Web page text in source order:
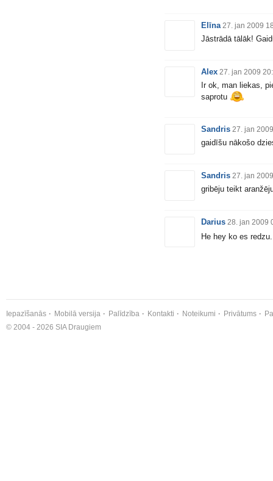
Elīna 27. jan 2009
Jāstrādā tālāk!
Alex 27. jan 2009
Ir ok, man liekas,
saprotu
Sandris 27. jan
gaidīšu nākošo
Sandris 27. jan
gribēju teikt
Darius 28. jan 2009
He hey ko es
Iepazīšanās Mobilā versija Palīdzība Kontakti Noteikumi Privātums
© 2004 - 2026 SIA Draugiem